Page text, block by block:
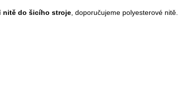
nitě do šicího stroje , doporučujeme polyesterové nitě.